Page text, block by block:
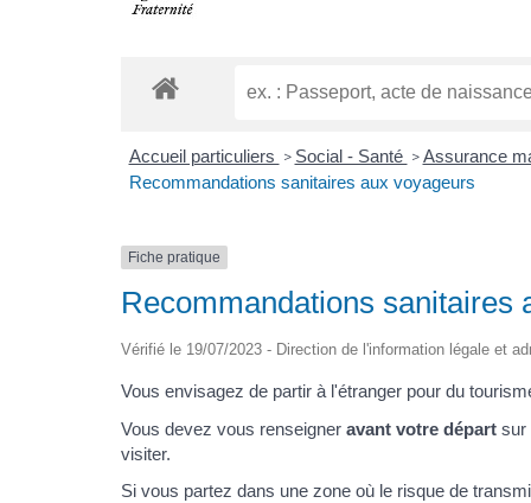
Accueil particuliers > Social - Santé > Assurance
Recommandations sanitaires aux voyageurs
Fiche pratique
Recommandations sanitaires
Vérifié le 19/07/2023 - Direction de l'information légale et
Vous envisagez de partir à l'étranger pour du
Vous devez vous renseigner avant votre départ sur
visiter.
Si vous partez dans une zone où le risque de